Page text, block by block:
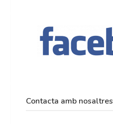
Contacta amb nosaltres